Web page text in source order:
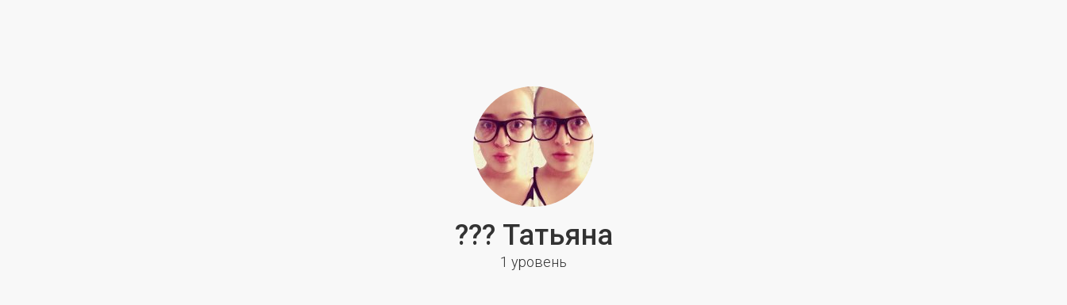
??? Татьяна
1 уровень